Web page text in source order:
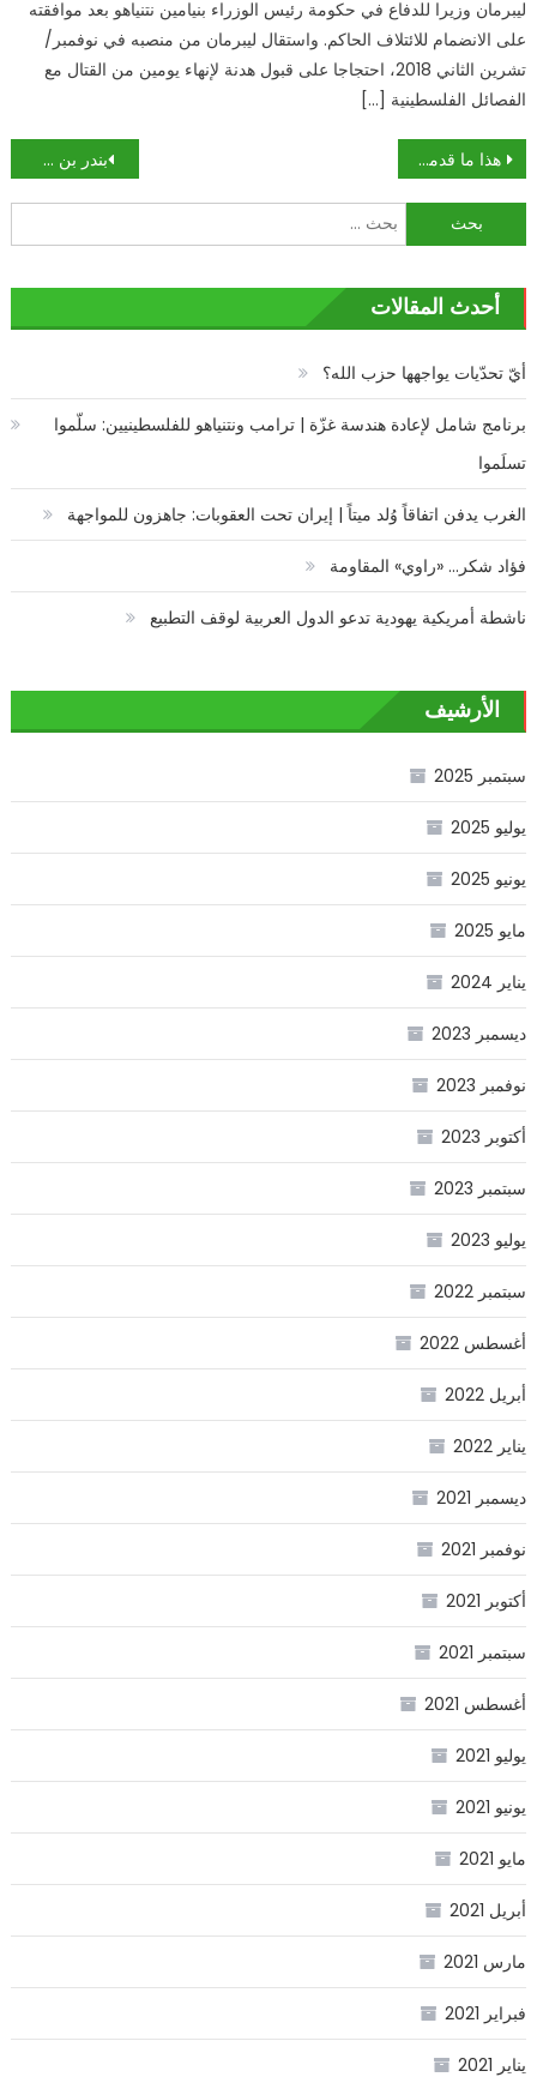
ليبرمان وزيرا للدفاع في حكومة رئيس الوزراء بنيامين نتنياهو بعد موافقته
على الانضمام للائتلاف الحاكم. واستقال ليبرمان من منصبه في نوفمبر/
تشرين الثاني 2018، احتجاجا على قبول هدنة لإنهاء يومين من القتال مع
الفصائل الفلسطينية […]
تصفّح
المقالات
بندر بن سلطان يكشف أسباب اختيار بن سلمان وليا لعهد السعودية هذا ما قدمه العراق من تسهيلات نفطية للأردن
البحث
عن:
أحدث المقالات
أيّ تحدّيات يواجهها حزب الله؟
برنامج شامل لإعادة هندسة غزّة | ترامب ونتنياهو للفلسطينيين: سلّموا
تسلَموا
الغرب يدفن اتفاقاً وُلد ميتاً | إيران تحت العقوبات: جاهزون للمواجهة
فؤاد شكر… «راوي» المقاومة
ناشطة أمريكية يهودية تدعو الدول العربية لوقف التطبيع
الأرشيف
سبتمبر 2025
يوليو 2025
يونيو 2025
مايو 2025
يناير 2024
ديسمبر 2023
نوفمبر 2023
أكتوبر 2023
سبتمبر 2023
يوليو 2023
سبتمبر 2022
أغسطس 2022
أبريل 2022
يناير 2022
ديسمبر 2021
نوفمبر 2021
أكتوبر 2021
سبتمبر 2021
أغسطس 2021
يوليو 2021
يونيو 2021
مايو 2021
أبريل 2021
مارس 2021
فبراير 2021
يناير 2021